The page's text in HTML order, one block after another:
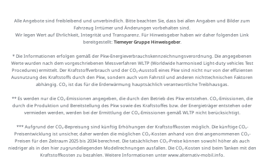
Alle Angebote sind freibleibend und unverbindlich. Bitte beachten Sie, dass bei allen Angaben und Bilder zum
Fahrzeug Irrtümer und Änderungen vorbehalten sind.
Wir legen Wert auf Ehrlichkeit, Integrität und Transparenz. Für Hinweisgeber haben wir daher folgenden Link
bereitgestellt: Tiemeyer Gruppe Hinweisgeber.
* Die Informationen erfolgen gemäß der Pkw-Energieverbrauchskennzeichnungsverordnung. Die angegebenen
Werte wurden nach dem vorgeschriebenen Messverfahren WLTP (Worldwide harmonised Light-duty vehicles Test
Procedures) ermittelt. Der Kraftstoffverbrauch und der CO₂-Ausstoß eines Pkw sind nicht nur von der effizienten
Ausnutzung des Kraftstoffs durch den Pkw, sondern auch vom Fahrstil und anderen nichttechnischen Faktoren
abhängig. CO₂ ist das für die Erderwärmung hauptsächlich verantwortliche Treibhausgas.
** Es werden nur die CO₂-Emissionen angegeben, die durch den Betrieb des Pkw entstehen. CO₂-Emissionen, die
durch die Produktion und Bereitstellung des Pkw sowie des Kraftstoffes bzw. der Energieträger entstehen oder
vermieden werden, werden bei der Ermittlung der CO₂-Emissionen gemäß WLTP nicht berücksichtigt.
*** Aufgrund der CO₂-Bepreisung sind künftig Erhöhungen der Kraftstoffkosten möglich. Die künftige CO₂-
Preisentwicklung ist unsicher, daher werden die möglichen CO₂-Kosten anhand von drei angenommenen CO₂-
Preisen für den Zeitraum 2025 bis 2034 berechnet. Die tatsächlichen CO₂-Preise können sowohl höher als auch
niedriger als in den hier zugrundeliegenden Modellrechnungen ausfallen. Die CO₂-Kosten sind beim Tanken mit den
Kraftstoffkosten zu bezahlen. Weitere Informationen unter www.alternativ-mobil.info.